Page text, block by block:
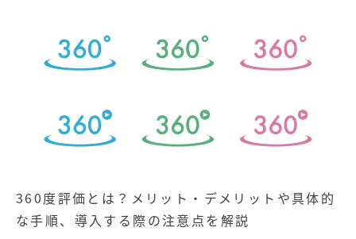
360度評価とは？メリット・デメリットや具体的
な手順、導入する際の注意点を解説